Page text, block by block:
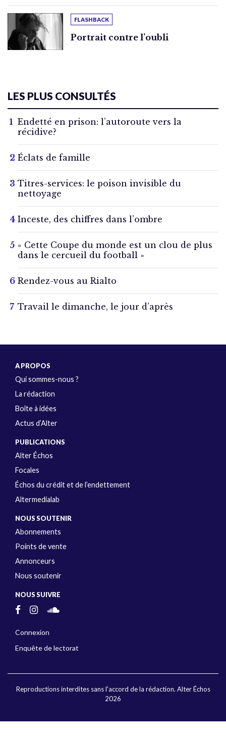
FLASHBACK
Portrait contre l’oubli
LES PLUS CONSULTÉS
Endetté en prison: l’autoroute vers la
récidive?
Éclats de famille
Titres-services: le poison invisible du
nettoyage
Inceste, des chiffres dans l’ombre
« Cette Coupe du monde est un clou de plus
dans le cercueil du football »
Rendez-vous au Rialto
Travail le dimanche, le jour d’après
A PROPOS
Qui sommes-nous ?
La rédaction
Boîte à idées
Actus d’Alter
PUBLICATIONS
Alter Échos
Focales
Échos du crédit et de l’endettement
Altermedialab
NOUS SOUTENIR
Abonnements
Points de vente
Annonceurs
Nous soutenir
NOUS SUIVRE
Connexion
Enquête de lectorat
Reproductions interdites sans l'accord de la rédaction. Alter Échos
2026